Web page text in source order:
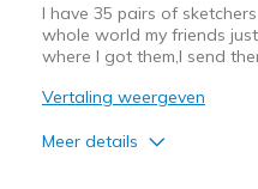
I have 35 pairs of
whole world my friends
where I got them,I send
Vertaling weergeven
Meer details